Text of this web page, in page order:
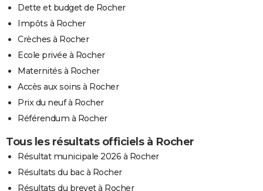
Dette et budget de Rocher
Impôts à Rocher
Crèches à Rocher
Ecole privée à Rocher
Maternités à Rocher
Accès aux soins à Rocher
Prix du neuf à Rocher
Référendum à Rocher
Tous les résultats officiels à Rocher
Résultat municipale 2026 à Rocher
Résultats du bac à Rocher
Résultats du brevet à Rocher